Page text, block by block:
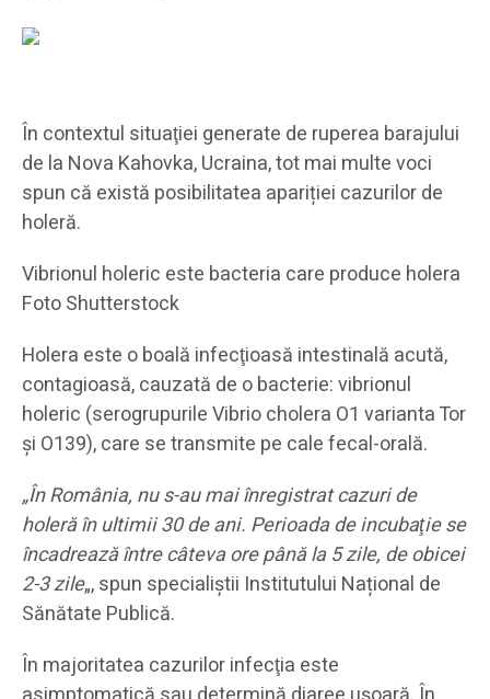
În contextul situaţiei generate de ruperea barajului
de la Nova Kahovka, Ucraina, tot mai multe voci
spun că există posibilitatea apariției cazurilor de
holeră.
Vibrionul holeric este bacteria care produce holera
Foto Shutterstock
Holera este o boală infecţioasă intestinală acută,
contagioasă, cauzată de o bacterie: vibrionul
holeric (serogrupurile Vibrio cholera O1 varianta Tor
şi O139), care se transmite pe cale fecal-orală.
„În România, nu s-au mai înregistrat cazuri de
holeră în ultimii 30 de ani. Perioada de incubaţie se
încadrează între câteva ore până la 5 zile, de obicei
2-3 zile„, spun specialiştii Institutului Național de
Sănătate Publică.
În majoritatea cazurilor infecţia este